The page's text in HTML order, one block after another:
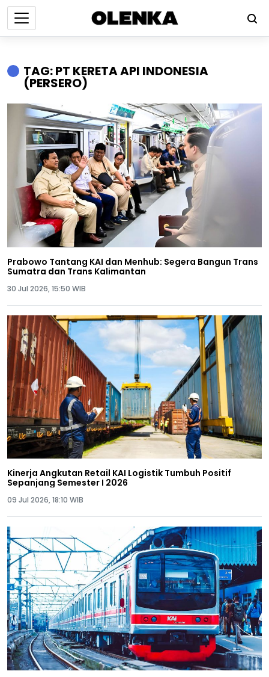
TAG: PT KERETA API INDONESIA
(PERSERO)
Prabowo Tantang KAI dan Menhub: Segera Bangun Trans
Sumatra dan Trans Kalimantan
30 Jul 2026, 15:50 WIB
Kinerja Angkutan Retail KAI Logistik Tumbuh Positif
Sepanjang Semester I 2026
09 Jul 2026, 18:10 WIB